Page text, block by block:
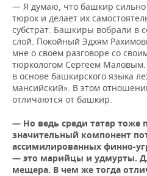
— Я думаю, что башкир сильно
тюрок и делает их
субстрат. Башкиры вобрали в
слой. Покойный Эдхям
мне о своем разговоре со
тюркологом Сергеем
в основе башкирского языка
мансийский». В этом
отличаются от башкир.
— Но ведь среди татар тоже
значительный компонент
ассимилированных финно-
— это марийцы и удмурты.
мещера. В чем же тогда